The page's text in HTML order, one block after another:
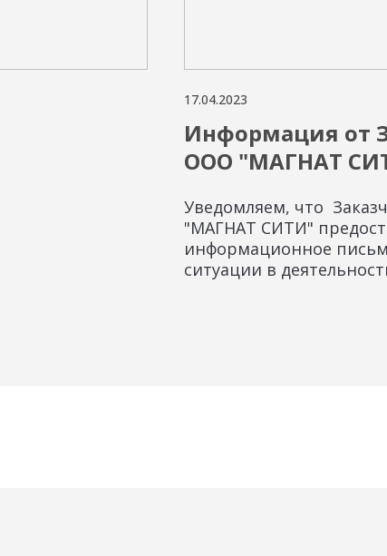
17.04.2023
Информация от
ООО "МАГНАТ
Уведомляем, что
"МАГНАТ СИТИ"
информационное
ситуации в